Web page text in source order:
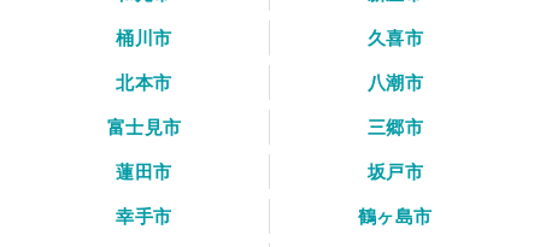
桶川市
久喜市
北本市
八潮市
富士見市
三郷市
蓮田市
坂戸市
幸手市
鶴ヶ島市